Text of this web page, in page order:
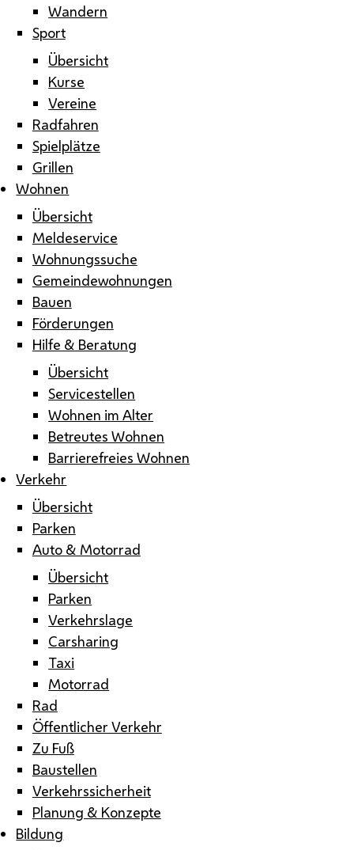
Wandern
Sport
Übersicht
Kurse
Vereine
Radfahren
Spielplätze
Grillen
Wohnen
Übersicht
Meldeservice
Wohnungssuche
Gemeindewohnungen
Bauen
Förderungen
Hilfe & Beratung
Übersicht
Servicestellen
Wohnen im Alter
Betreutes Wohnen
Barrierefreies Wohnen
Verkehr
Übersicht
Parken
Auto & Motorrad
Übersicht
Parken
Verkehrslage
Carsharing
Taxi
Motorrad
Rad
Öffentlicher Verkehr
Zu Fuß
Baustellen
Verkehrssicherheit
Planung & Konzepte
Bildung